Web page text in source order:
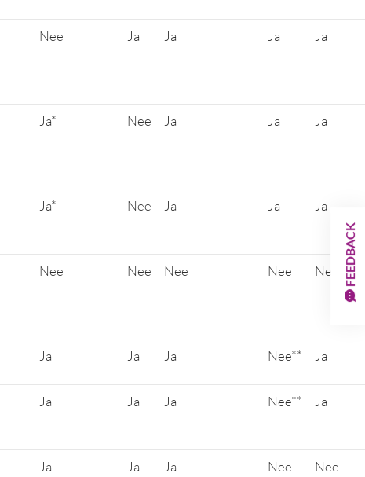
Nee Ja Ja Ja Ja
Ja* Nee Ja Ja Ja
Ja* Nee Ja Ja Ja
Nee Nee Nee Nee Nee
Ja Ja Ja Nee** Ja
Ja Ja Ja Nee** Ja
Ja Ja Ja Nee Nee
FEEDBACK